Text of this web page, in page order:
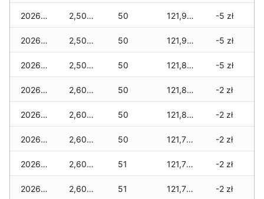
2026-07-29 2,500 zł 50 121,910 zł -5 zł
2026-07-28 2,500 zł 50 121,910 zł -5 zł
2026-07-27 2,500 zł 50 121,880 zł -5 zł
2026-07-26 2,600 zł 50 121,820 zł -2 zł
2026-07-24 2,600 zł 50 121,820 zł -2 zł
2026-07-23 2,600 zł 50 121,770 zł -2 zł
2026-07-22 2,600 zł 51 121,770 zł -2 zł
2026-07-21 2,600 zł 51 121,755 zł -2 zł